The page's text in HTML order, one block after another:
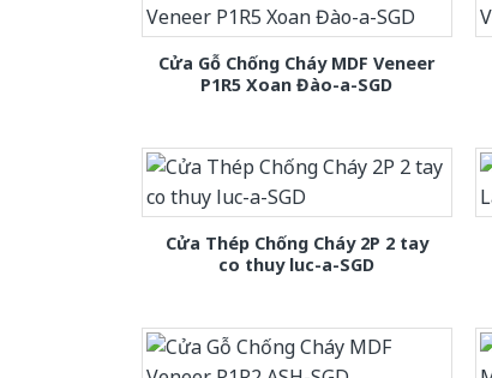
Cửa Gỗ Chống Cháy MDF Veneer
P1R5 Xoan Đào-a-SGD
Cửa Thép Chống Cháy 2P 2 tay
co thuy luc-a-SGD